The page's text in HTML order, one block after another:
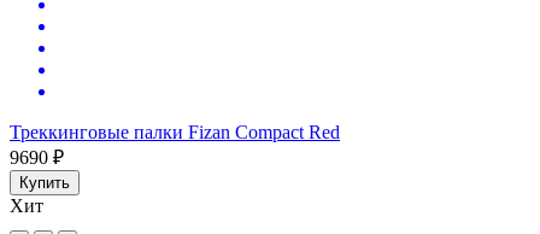
Треккинговые палки Fizan Compact Red
9690 ₽
Купить
Хит